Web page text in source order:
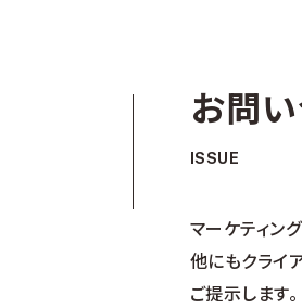
お問
ISSUE
マーケティン
他にもクライ
ご提示します。